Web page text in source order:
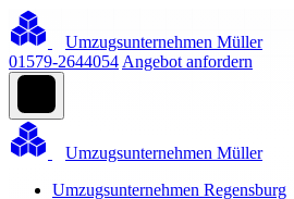
Umzugsunternehmen Müller
01579-2644054 Angebot anfordern
Umzugsunternehmen Müller
Umzugsunternehmen Regensburg